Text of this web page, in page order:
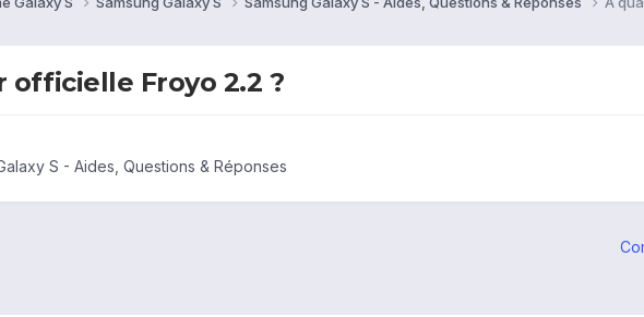
officielle Froyo 2.2 ?
S - Aides, Questions & Réponses